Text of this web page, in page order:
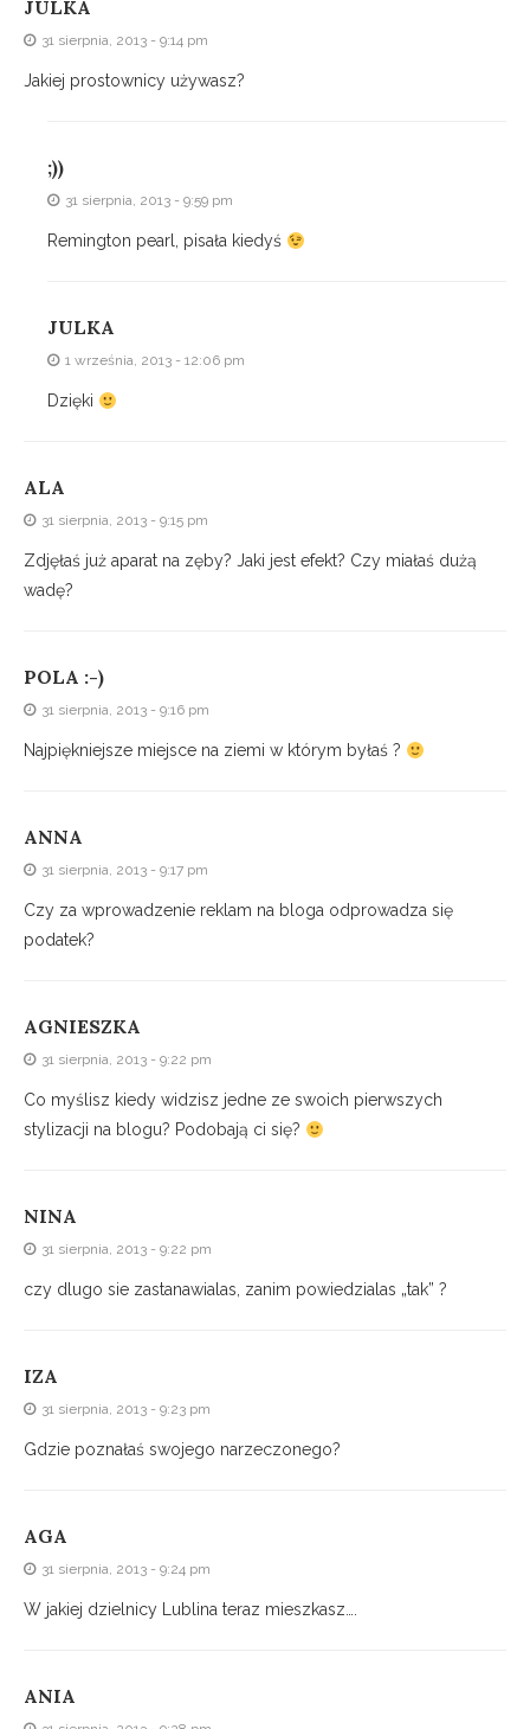
JULKA
31 sierpnia, 2013 - 9:14 pm
Jakiej prostownicy używasz?
;))
31 sierpnia, 2013 - 9:59 pm
Remington pearl, pisała kiedyś
JULKA
1 września, 2013 - 12:06 pm
Dzięki
ALA
31 sierpnia, 2013 - 9:15 pm
Zdjęłaś już aparat na zęby? Jaki jest efekt? Czy miałaś dużą
wadę?
POLA :-)
31 sierpnia, 2013 - 9:16 pm
Najpiękniejsze miejsce na ziemi w którym byłaś ?
ANNA
31 sierpnia, 2013 - 9:17 pm
Czy za wprowadzenie reklam na bloga odprowadza się
podatek?
AGNIESZKA
31 sierpnia, 2013 - 9:22 pm
Co myślisz kiedy widzisz jedne ze swoich pierwszych
stylizacji na blogu? Podobają ci się?
NINA
31 sierpnia, 2013 - 9:22 pm
czy dlugo sie zastanawialas, zanim powiedzialas „tak” ?
IZA
31 sierpnia, 2013 - 9:23 pm
Gdzie poznałaś swojego narzeczonego?
AGA
31 sierpnia, 2013 - 9:24 pm
W jakiej dzielnicy Lublina teraz mieszkasz….
ANIA